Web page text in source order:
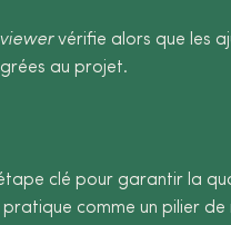
vérifie alors que les
au projet.
clé pour garantir la
comme un pilier